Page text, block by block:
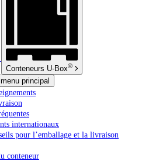
Conteneurs U-Box®
principal
internationaux
pour l’emballage et la livraison
conteneur